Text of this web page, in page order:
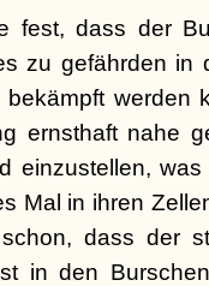
fest, dass der
zu gefährden in
werden
ernsthaft nahe
einzustellen,
Mal in ihren
dass der
in den